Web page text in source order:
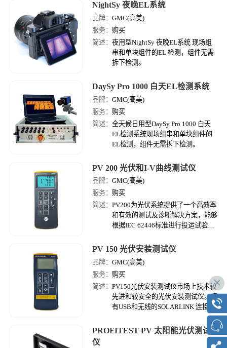
整体的进行潜在安装地点的实地勘察
调研；提供相关信息用于计算大概的
每年太阳能辐照度，光伏系统和太阳
能热系统的收益。
NightSy 夜晚EL系统
品牌：GMC(高美)
服务： 购买
简述：夜用型NightSy 夜晚EL系统 现场组
串和单块组件的EL 检测，组件无需
拆下检测。
DaySy Pro 1000 白天EL检测系统
品牌：GMC(高美)
服务： 购买
简述：全天候日用型DaySy Pro 1000 白天
EL检测系统现场组串和单块组件的
EL检测，组件无需拆下检测。
PV 200 光伏和I-V曲线测试仪
品牌：GMC(高美)
服务： 购买
简述：PV200为光伏系统提供了一个高效率
和有效的测试及诊断解决方案，能够
根据IEC 62446标准进行投运试验，
试IV曲线。
PV 150 光伏安装测试仪
品牌：GMC(高美)
服务： 购买
简述：PV150光伏安装测试仪市场上技术较
先进和较安全的光伏安装测试仪。拥
有USB和无线的SOLARLINK 连接方
式. 额外添加的USB和无线连接功能
SOLARLINK让PV150成为市场上较
PROFITEST PV 太阳能光伏测试
仪